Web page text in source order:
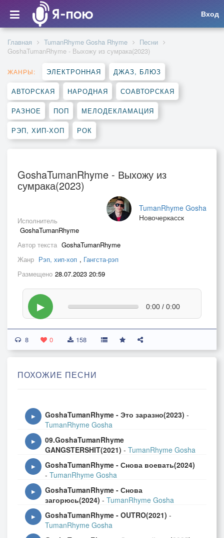
Вход
Главная TumanRhyme Gosha Rhyme
Песни
GoshaTumanRhyme - Выхожу из сумрака(2023)
ЖАНРЫ: ЭЛЕКТРОННАЯ ДЖАЗ, БЛЮЗ
АВТОРСКАЯ НАРОДНАЯ СОАВТОРСКАЯ
РАЗНОЕ ПОП МЕЛОДЕКЛАМАЦИЯ
РЭП, ХИП-ХОП РОК
GoshaTumanRhyme - Выхожу из
сумрака(2023)
TumanRhyme Gosha
Новочеркасск
Исполнитель
GoshaTumanRhyme
Автор текста GoshaTumanRhyme
Жанр Рэп, хип-хоп , Гангста-рэп
Размещено 28.07.2023 20:59
▶ 0:00 / 0:00
8 0 158
ПОХОЖИЕ ПЕСНИ
▶ GoshaTumanRhyme - Это заразно(2023) -
TumanRhyme Gosha
▶
09.GoshaTumanRhyme
GANGSTERSHIT(2021) - TumanRhyme Gosha
▶
GoshaTumanRhyme - Снова воевать(2024)
- TumanRhyme Gosha
▶
GoshaTumanRhyme - Снова
загорюсь(2024) - TumanRhyme Gosha
▶ GoshaTumanRhyme - OUTRO(2021) -
TumanRhyme Gosha